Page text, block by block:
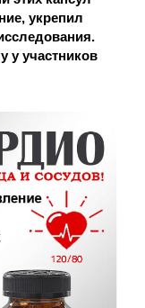
укрепил
у участников